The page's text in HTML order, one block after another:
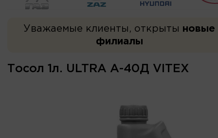
Уважаемые клиенты, открыты новые
филиалы
Тосол 1л. ULTRA А-40Д VITEX